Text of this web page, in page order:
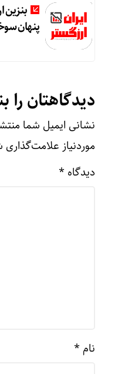
بنزین
پنهان
دیدگاهتان را
نشانی ایمیل شما
موردنیاز علامت‌گذاری
دیدگاه *
نام *